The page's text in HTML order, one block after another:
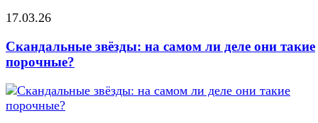
17.03.26
Скандальные звёзды: на самом ли деле они такие
порочные?